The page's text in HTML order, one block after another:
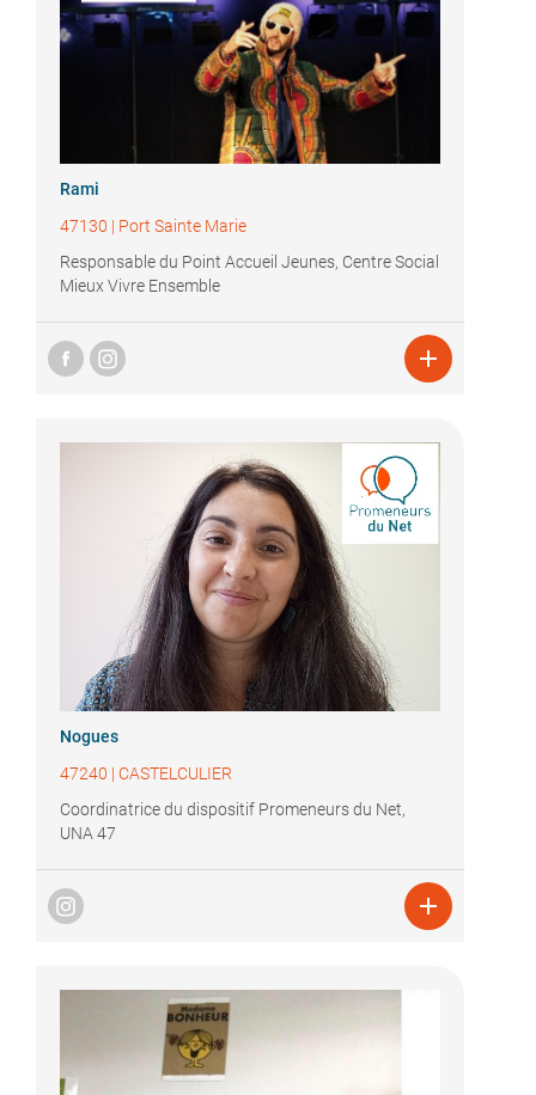
Rami
47130 | Port Sainte Marie
Responsable du Point Accueil Jeunes, Centre Social
Mieux Vivre Ensemble

Nogues
47240 | CASTELCULIER
Coordinatrice du dispositif Promeneurs du Net,
UNA 47
